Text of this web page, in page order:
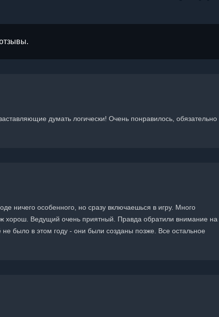
думать логически! Очень понравилось, обязательно
ничего особенного, но сразу включаешься в игру. Много
хорош. Ведущий очень приятный. Правда обратили внимание на
было в этом году - они были созданы позже. Все остальное